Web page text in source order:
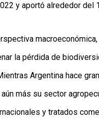
y aportó alrededor del
la pérdida de
Argentina hace
más su sector
y tratados